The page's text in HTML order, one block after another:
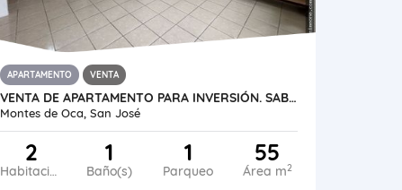
APARTAMENTO VENTA
VENTA DE APARTAMENTO PARA INVERSIÓN. SABANILLA, MONTES DE OCA
Montes de Oca, San José
2
Habitaciones
1
Baño(s)
1
Parqueo
55
Área m2